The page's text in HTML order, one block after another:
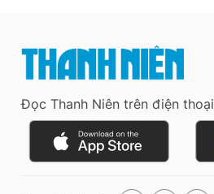
Đọc Thanh Niên trên điện thoại